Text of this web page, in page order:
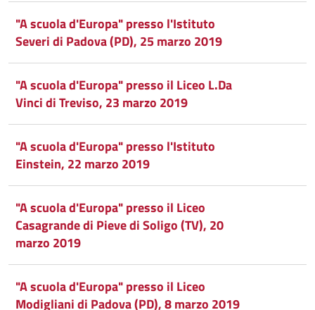
"A scuola d'Europa" presso l'Istituto
Severi di Padova (PD), 25 marzo 2019
"A scuola d'Europa" presso il Liceo L.Da
Vinci di Treviso, 23 marzo 2019
"A scuola d'Europa" presso l'Istituto
Einstein, 22 marzo 2019
"A scuola d'Europa" presso il Liceo
Casagrande di Pieve di Soligo (TV), 20
marzo 2019
"A scuola d'Europa" presso il Liceo
Modigliani di Padova (PD), 8 marzo 2019